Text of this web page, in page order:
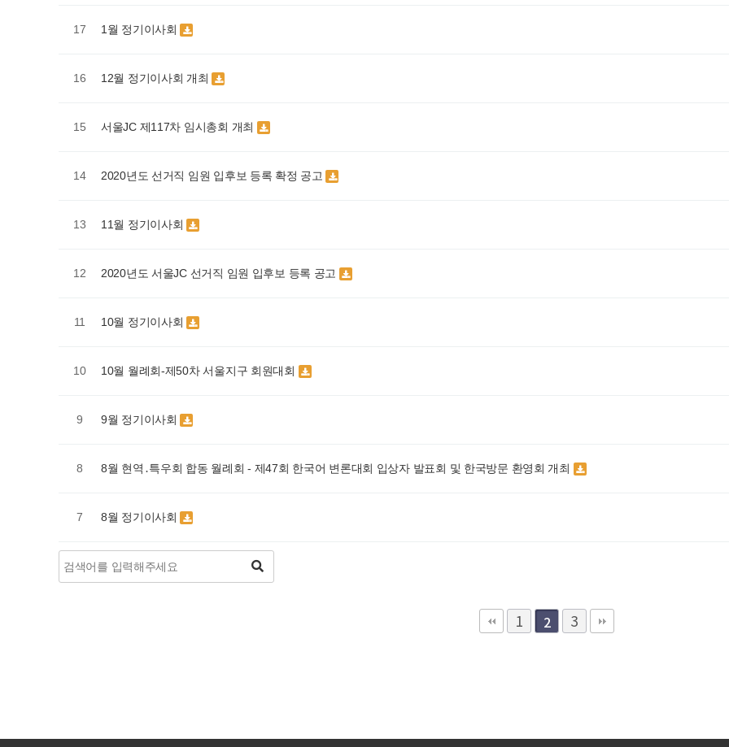
17 1월 정기이사회
16 12월 정기이사회 개최
15 서울JC 제117차 임시총회 개최
14 2020년도 선거직 임원 입후보 등록 확정 공고
13 11월 정기이사회
12 2020년도 서울JC 선거직 임원 입후보 등록 공고
11 10월 정기이사회
10 10월 월례회-제50차 서울지구 회원대회
9 9월 정기이사회
8 8월 현역․특우회 합동 월례회 - 제47회 한국어 변론대회 입상자 발표회 및 한국방문 환영회 개최
7 8월 정기이사회
1 2 3